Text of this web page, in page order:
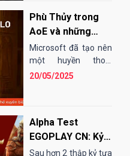
Phù Thủy trong
AoE và những
điều có thể chưa
ai nói cho bạn biết
Microsoft đã tạo nên
một huyền thoại
mang tên AoE - tựa
20/05/2025
Alpha Test
EGOPLAY CN: Kỷ
nguyên mới cho
Sau hơn 2 thập kỷ tựa